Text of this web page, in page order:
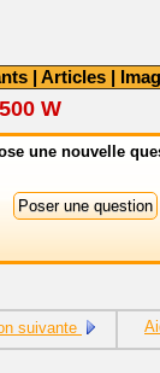
| Articles |
W
une nouvelle
suivante